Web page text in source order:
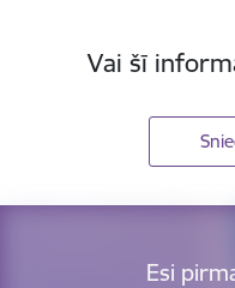
Vai šī
Esi